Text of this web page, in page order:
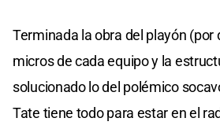
Terminada la obra del playón (por
micros de cada equipo y la
solucionado lo del polémico
Tate tiene todo para estar en el